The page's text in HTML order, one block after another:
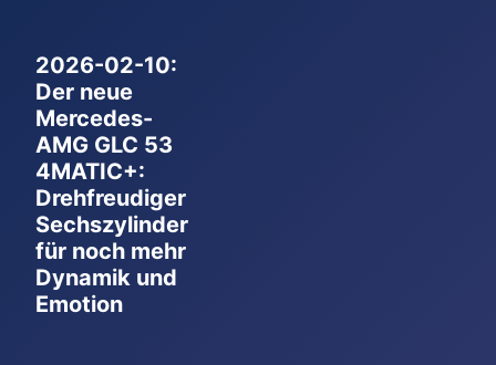
2026-02-10:
Der neue
Mercedes-
AMG GLC 53
4MATIC+:
Drehfreudiger
Sechszylinder
für noch mehr
Dynamik und
Emotion